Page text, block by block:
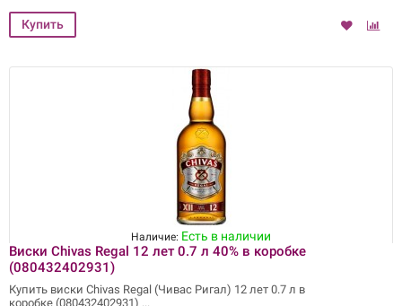
Наличие: Есть в наличии
Виски Chivas Regal 12 лет 0.7 л 40% в коробке
(080432402931)
Купить виски Chivas Regal (Чивас Ригал) 12 лет 0.7 л в
коробке (080432402931)